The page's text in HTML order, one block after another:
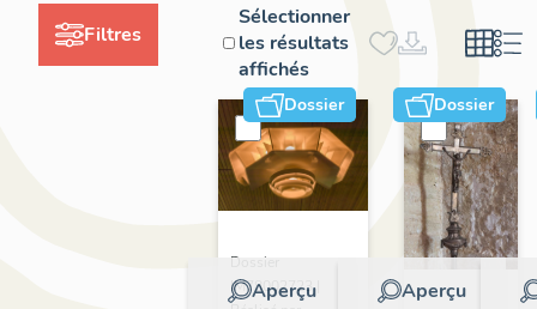
Filtres
Sélectionner
les résultats
affichés
Dossier
Aperçu
Dossier
IM78002723 |
Dossier
Aperçu